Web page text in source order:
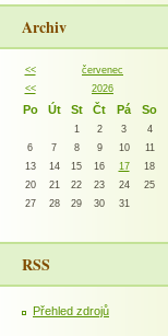
Archiv
<< červenec
<<
2026
Po Út St Čt Pá So
1 2 3 4
6
7 8 9 10 11
13
14 15 16 17 18
20
21 22 23 24 25
27
28 29 30 31
RSS
Přehled zdrojů